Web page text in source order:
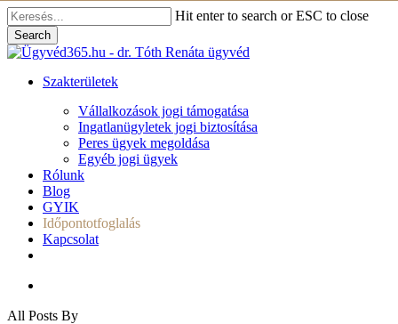
Skip
to
main
content
Hit enter to search or ESC to close
Search
Close
search
Menu
Szakterületek
Vállalkozások jogi támogatása
Ingatlanügyletek jogi biztosítása
Peres ügyek megoldása
Egyéb jogi ügyek
Rólunk
Blog
GYIK
Időpontotfoglalás
Kapcsolat
All Posts By